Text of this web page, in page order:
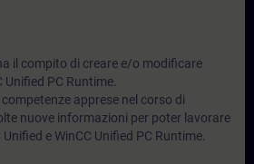
il compito di creare e/o modificare
PC Runtime.
apprese nel corso di
nuove informazioni per poter lavorare
e WinCC Unified PC Runtime.